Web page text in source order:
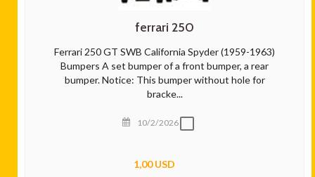
ferrari 250
Ferrari 250 GT SWB California Spyder (1959-1963)
Bumpers A set bumper of a front bumper, a rear
bumper. Notice: This bumper without hole for
bracke...
10/2/2026
1,00 USD